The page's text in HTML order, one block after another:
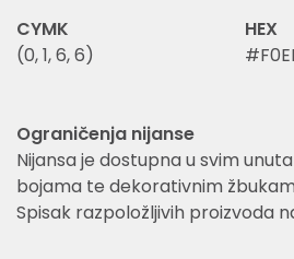
CYMK
(0, 1, 6, 6)
HEX
Ograničenja nijanse
Nijansa je dostupna u svim
bojama te dekorativnim
Spisak razpoložljivih proizvoda